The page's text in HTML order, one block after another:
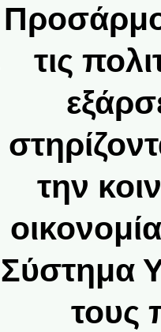
τις
την
Σύστημα
τους